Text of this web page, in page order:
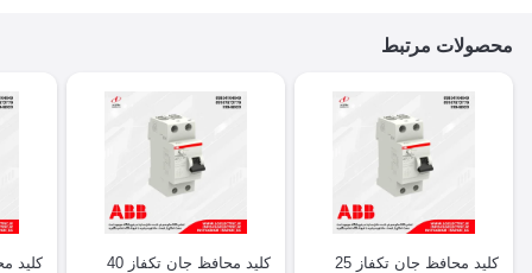
محصولات مرتبط
کلید محافظ جان تکفاز 25
کلید محافظ جان تکفاز 40